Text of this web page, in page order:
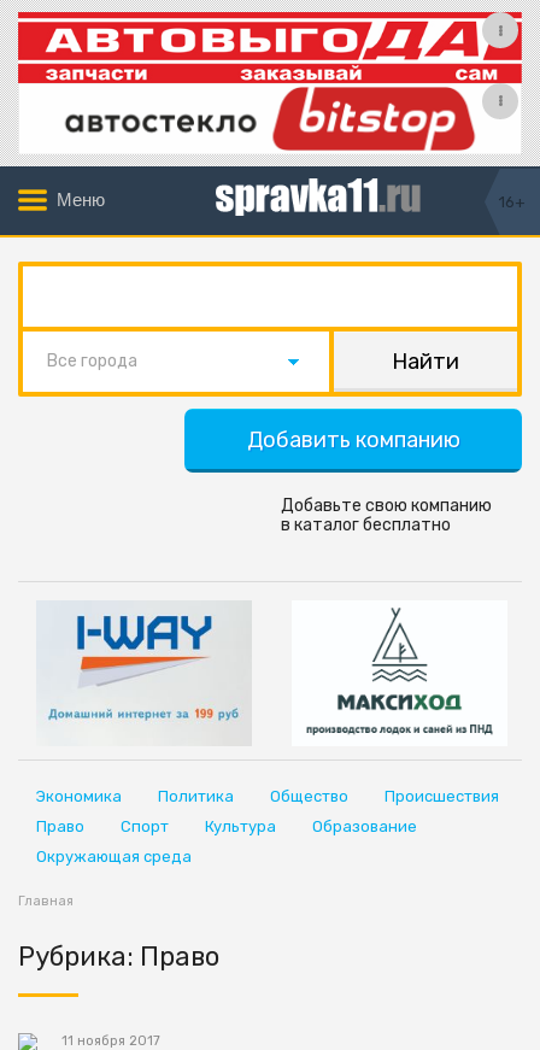
Меню 16+
Все города
Добавить компанию
Добавьте свою компанию
в каталог бесплатно
Экономика Политика Общество
Происшествия
Право
Спорт Культура
Образование
Окружающая среда
Главная
Рубрика: Право
11 ноября 2017